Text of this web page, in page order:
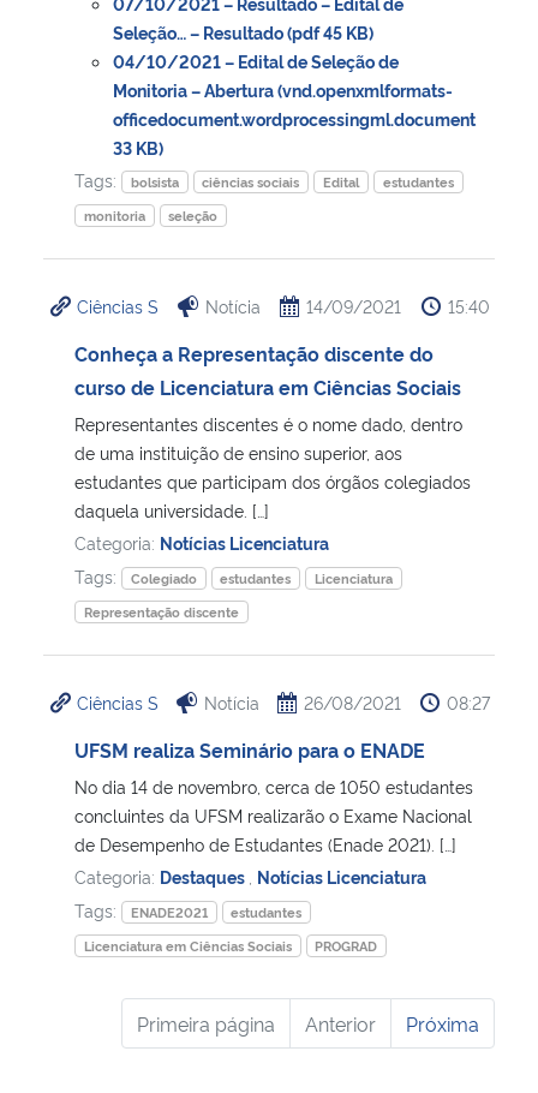
Seleção… – Resultado (pdf 45 KB)
04/10/2021 – Edital de Seleção de
Monitoria – Abertura (vnd.openxmlformats-
officedocument.wordprocessingml.document
33 KB)
Tags:
bolsista ciências sociais Edital
estudantes
monitoria
seleção
Ciências S Notícia 14/09/2021 15:40
Conheça a Representação discente do
curso de Licenciatura em Ciências Sociais
Representantes discentes é o nome dado, dentro
de uma instituição de ensino superior, aos
estudantes que participam dos órgãos colegiados
daquela universidade. […]
Categoria: Notícias Licenciatura
Tags:
Colegiado estudantes
Licenciatura
Representação discente
Ciências S Notícia 26/08/2021 08:27
UFSM realiza Seminário para o ENADE
No dia 14 de novembro, cerca de 1050 estudantes
concluintes da UFSM realizarão o Exame Nacional
de Desempenho de Estudantes (Enade 2021). […]
Categoria: Destaques Notícias Licenciatura
Tags:
ENADE2021
estudantes
Licenciatura em Ciências Sociais
PROGRAD
Primeira página Anterior Próxima